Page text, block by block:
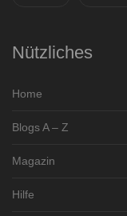
Nützliches
Home
Blogs A – Z
Magazin
Hilfe